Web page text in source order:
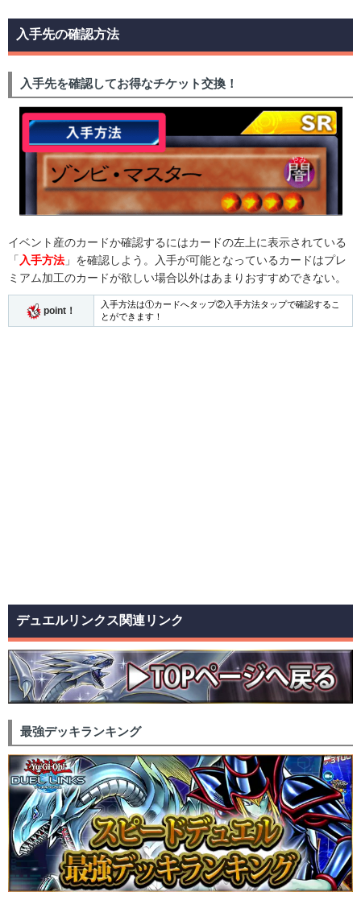
入手先の確認方法
入手先を確認してお得なチケット交換！
イベント産のカードか確認するにはカードの左上に表示されている
「入手方法 」を確認しよう。入手が可能となっているカードはプレ
ミアム加工のカードが欲しい場合以外はあまりおすすめできない。
point！
入手方法は①カードへタップ②入手方法タップで確認するこ
とができます！
デュエルリンクス関連リンク
最強デッキランキング